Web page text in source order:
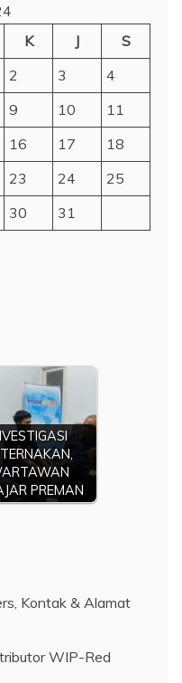
K J
S
2 3
4
9 10
11
16 17
18
23 24
25
30 31
PREMAN
Kontak & Alamat
WIP-Red